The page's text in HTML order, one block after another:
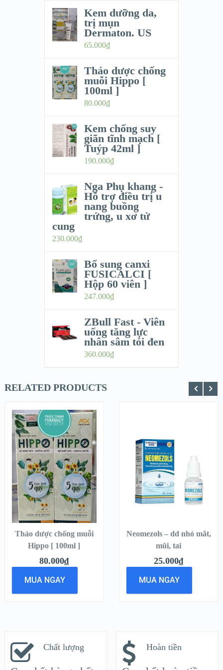
Kem dưỡng da,
trị mụn
Dermaton. US
65.000₫
Thảo dược chống
muỗi Hippo [
100ml ]
80.000₫
Kem chống suy
giãn tĩnh mạch [
Tuýp 42ml ]
190.000₫
Nga Phụ khang -
Hỗ trợ điều trị u
nang buồng
trứng, u xơ tử
cung
230.000₫
Bổ sung canxi
FUSICALCI [
Hộp 60 viên ]
247.000₫
ZBull Fast - Viên
uống tăng lực
nhân sâm tỏi đen
360.000₫
RELATED PRODUCTS
QUICK LOOK
VIEW
DETAILS
THÊM VÀO
GIỎ HÀNG
Thảo dược chống muỗi
Hippo [ 100ml ]
80.000₫
MUA NGAY
QUICK LOOK
VIEW
DETAILS
THÊM VÀO
Neomezols – dd nhỏ mắt,
mũi, tai
25.000₫
MUA NGAY
Chất lượng Hoàn tiền